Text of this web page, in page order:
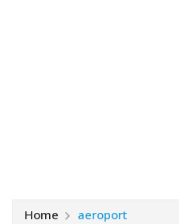
Home aeroport